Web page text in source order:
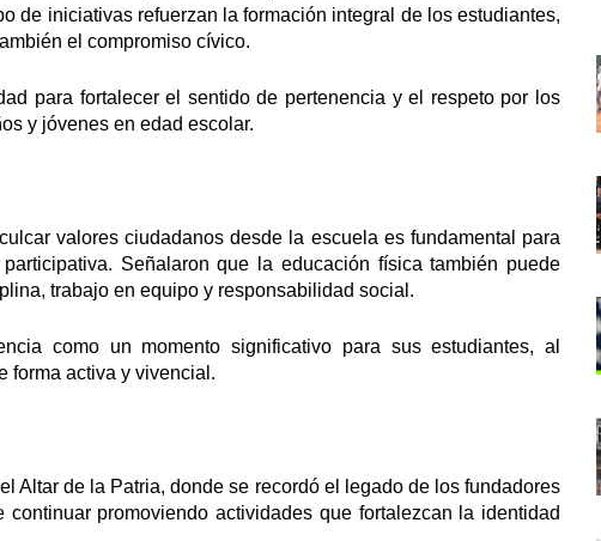
de iniciativas refuerzan la formación integral de los estudiantes,
el compromiso cívico.
para fortalecer el sentido de pertenencia y el respeto por los
y jóvenes en edad escolar.
valores ciudadanos desde la escuela es fundamental para
Señalaron que la educación física también puede
trabajo en equipo y responsabilidad social.
como un momento significativo para sus estudiantes, al
forma activa y vivencial.
Altar de la Patria, donde se recordó el legado de los fundadores
promoviendo actividades que fortalezcan la identidad